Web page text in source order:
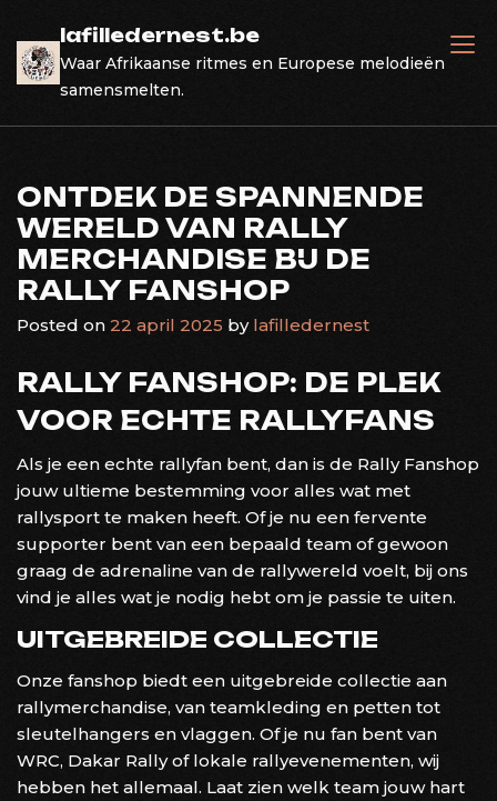
content
lafilledernest.be
Waar Afrikaanse ritmes en Europese melodieën
samensmelten.
ONTDEK DE SPANNENDE
WERELD VAN RALLY
MERCHANDISE BIJ DE
RALLY FANSHOP
Posted on 22 april 2025 by lafilledernest
RALLY FANSHOP: DE PLEK
VOOR ECHTE RALLYFANS
Als je een echte rallyfan bent, dan is de Rally Fanshop
jouw ultieme bestemming voor alles wat met
rallysport te maken heeft. Of je nu een fervente
supporter bent van een bepaald team of gewoon
graag de adrenaline van de rallywereld voelt, bij ons
vind je alles wat je nodig hebt om je passie te uiten.
UITGEBREIDE COLLECTIE
Onze fanshop biedt een uitgebreide collectie aan
rallymerchandise, van teamkleding en petten tot
sleutelhangers en vlaggen. Of je nu fan bent van
WRC, Dakar Rally of lokale rallyevenementen, wij
hebben het allemaal. Laat zien welk team jouw hart